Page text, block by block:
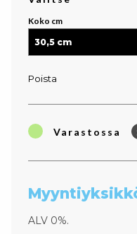
Koko cm
Poista
Varastossa
ALV 0%.